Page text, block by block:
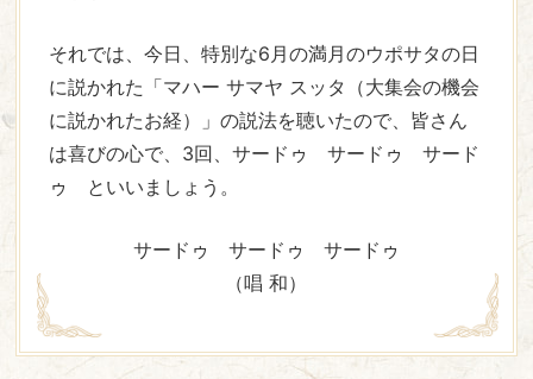
それでは、今日、特別な6月の満月のウポサタの日
に説かれた「マハー サマヤ スッタ（大集会の機会
に説かれたお経）」の説法を聴いたので、皆さん
は喜びの心で、3回、サードゥ サードゥ サード
ゥ といいましょう。
サードゥ サードゥ サードゥ
（唱 和）